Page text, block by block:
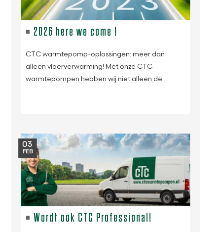
2026 here we come !
CTC warmtepomp-oplossingen: meer dan
alleen vloerverwarming! Met onze CTC
warmtepompen hebben wij niet alleen de…
03
FEB
Wordt ook CTC Professional!